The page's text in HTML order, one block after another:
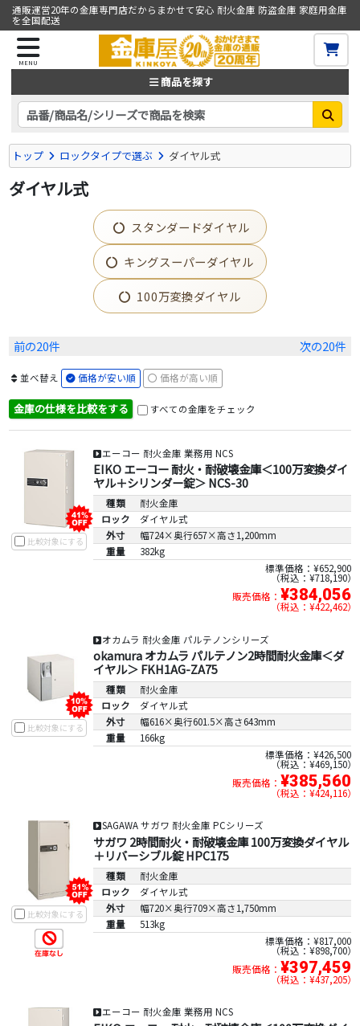
通販運営20年の金庫専門店だからまかせて安心 耐火金庫 防盗金庫 家庭用金庫
を全国配送
MENU
商品を探す
トップ ロックタイプで選ぶ ダイヤル式
ダイヤル式
スタンダードダイヤル
キングスーパーダイヤル
100万変換ダイヤル
前の20件 次の20件
金庫の仕様を比較をする すべての金庫をチェック
並べ替え 価格が安い順 価格が高い順
比較対象にする
エーコー 耐火金庫 業務用 NCS
EIKO エーコー 耐火・耐破壊金庫＜100万変換ダイ
ヤル＋シリンダー錠＞ NCS-30
種類
耐火金庫
ロック
ダイヤル式
外寸
幅724×奥行657×高さ1,200mm
重量
382kg
標準価格：¥652,900
税込：¥718,190
販売価格： ¥384,056
税込：¥422,462
比較対象にする
オカムラ 耐火金庫 パルテノンシリーズ
okamura オカムラ パルテノン2時間耐火金庫＜ダ
イヤル＞ FKH1AG-ZA75
種類
耐火金庫
ロック
ダイヤル式
外寸
幅616×奥行601.5×高さ643mm
重量
166kg
標準価格：¥426,500
税込：¥469,150
販売価格： ¥385,560
税込：¥424,116
比較対象にする
SAGAWA サガワ 耐火金庫 PCシリーズ
サガワ 2時間耐火・耐破壊金庫 100万変換ダイヤル
＋リバーシブル錠 HPC175
種類
耐火金庫
ロック
ダイヤル式
外寸
幅720×奥行709×高さ1,750mm
重量
513kg
標準価格：¥817,000
税込：¥898,700
販売価格： ¥397,459
税込：¥437,205
エーコー 耐火金庫 業務用 NCS